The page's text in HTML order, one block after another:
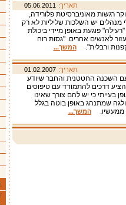
תאריך: 05.06.2011
רגשות מאוניברסיטת פלורידה,
מנהלים יש השלכות שליליות לא רק
פוגעת באופן מיידי ביכולת
לאנשים אחרים. "גסות רוח
ורבלית".המשך...
תאריך: 01.02.2007
השכנה החטטנית והחבר שיודע
דרכים להתמודד עם טיפוסים
בעייתי כי יש להם צורך שאינו
שמתנהג באופן בוטה בגלל
ממעשיו.המשך...